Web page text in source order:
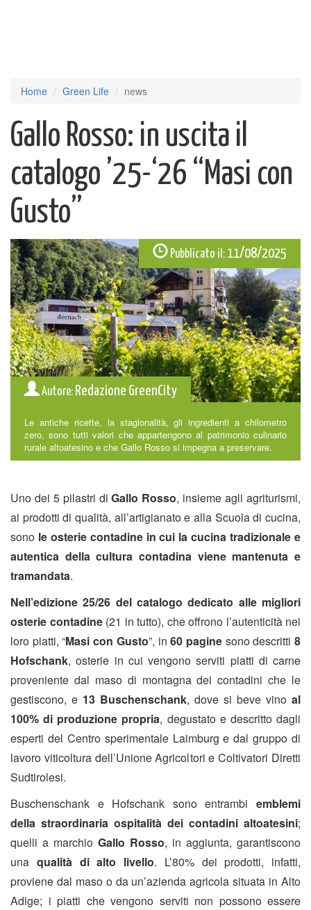
Home Green Life news
Gallo Rosso: in uscita il
catalogo ’25-‘26 “Masi con
Gusto”
Pubblicato il:11/08/2025
Autore: Redazione GreenCity
Le antiche ricette, la stagionalità, gli ingredienti a chilometro
zero, sono tutti valori che appartengono al patrimonio culinario
rurale altoatesino e che Gallo Rosso si impegna a preservare.
Uno dei 5 pilastri diGallo Rosso, insieme agli agriturismi,
ai prodotti di qualità, all’artigianato e alla Scuola di cucina,
sono le osterie contadine in cui la cucina tradizionale e
autentica della cultura contadina viene mantenuta e
tramandata.
Nell’edizione 25/26 del catalogo dedicato alle migliori
osterie contadine(21 in tutto), che offrono l’autenticità nei
loro piatti, “Masi con Gusto”, in60 paginesono descritti8
Hofschank, osterie in cui vengono serviti piatti di carne
proveniente dal maso di montagna dei contadini che le
gestiscono, e 13 Buschenschank, dove si beve vino al
100% di produzione propria, degustato e descritto dagli
esperti del Centro sperimentale Laimburg e dal gruppo di
lavoro viticoltura dell’Unione Agricoltori e Coltivatori Diretti
Sudtirolesi.
Buschenschank e Hofschank sono entrambi emblemi
della straordinaria ospitalità dei contadini altoatesini;
quelli a marchio Gallo Rosso, in aggiunta, garantiscono
una qualità di alto livello. L’80% dei prodotti, infatti,
proviene dal maso o da un’azienda agricola situata in Alto
Adige; i piatti che vengono serviti non possono essere